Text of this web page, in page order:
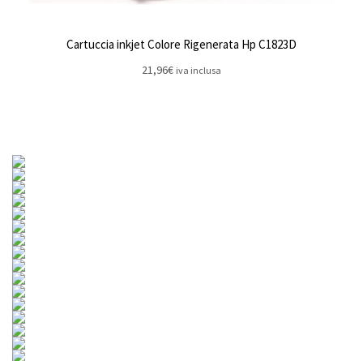
Cartuccia inkjet Colore Rigenerata Hp C1823D
21,96€ iva inclusa